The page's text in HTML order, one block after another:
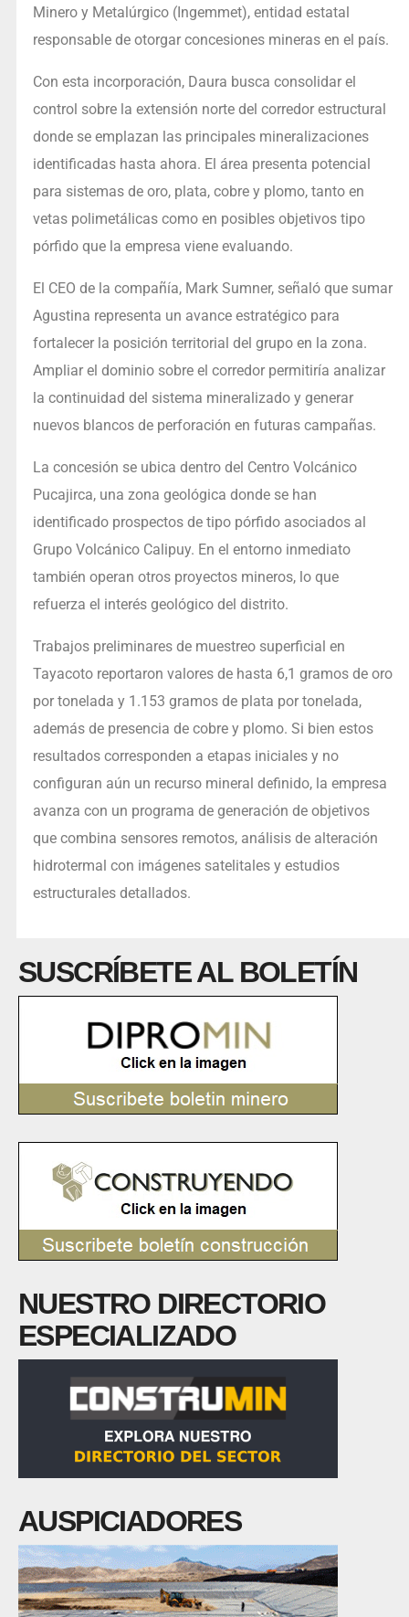
Minero y Metalúrgico (Ingemmet), entidad estatal
responsable de otorgar concesiones mineras en el país.
Con esta incorporación, Daura busca consolidar el
control sobre la extensión norte del corredor estructural
donde se emplazan las principales mineralizaciones
identificadas hasta ahora. El área presenta potencial
para sistemas de oro, plata, cobre y plomo, tanto en
vetas polimetálicas como en posibles objetivos tipo
pórfido que la empresa viene evaluando.
El CEO de la compañía, Mark Sumner, señaló que sumar
Agustina representa un avance estratégico para
fortalecer la posición territorial del grupo en la zona.
Ampliar el dominio sobre el corredor permitiría analizar
la continuidad del sistema mineralizado y generar
nuevos blancos de perforación en futuras campañas.
La concesión se ubica dentro del Centro Volcánico
Pucajirca, una zona geológica donde se han
identificado prospectos de tipo pórfido asociados al
Grupo Volcánico Calipuy. En el entorno inmediato
también operan otros proyectos mineros, lo que
refuerza el interés geológico del distrito.
Trabajos preliminares de muestreo superficial en
Tayacoto reportaron valores de hasta 6,1 gramos de oro
por tonelada y 1.153 gramos de plata por tonelada,
además de presencia de cobre y plomo. Si bien estos
resultados corresponden a etapas iniciales y no
configuran aún un recurso mineral definido, la empresa
avanza con un programa de generación de objetivos
que combina sensores remotos, análisis de alteración
hidrotermal con imágenes satelitales y estudios
estructurales detallados.
SUSCRÍBETE AL BOLETÍN
NUESTRO DIRECTORIO
ESPECIALIZADO
AUSPICIADORES